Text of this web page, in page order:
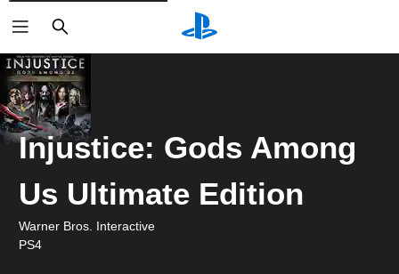
Buscar
Injustice: Gods Among
Us Ultimate Edition
Warner Bros. Interactive
PS4